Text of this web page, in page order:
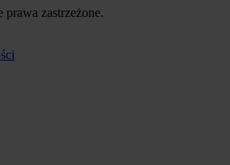
zastrzeżone.